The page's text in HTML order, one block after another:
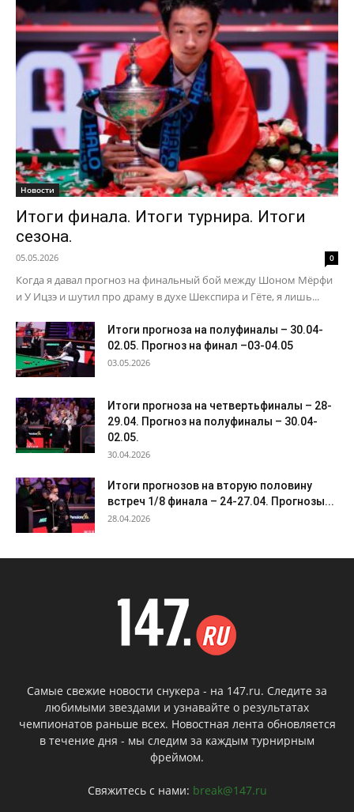
Новости
Итоги финала. Итоги турнира. Итоги
сезона.
05.05.2026 0
Когда я давал прогноз на финальный бой между Шоном Мёрфи
и У Ицзэ и шутил про драму в духе Шекспира и Гёте, я лишь...
Итоги прогноза на полуфиналы – 30.04-
02.05. Прогноз на финал –03-04.05
03.05.2026
Итоги прогноза на четвертьфиналы – 28-
29.04. Прогноз на полуфиналы – 30.04-
02.05.
30.04.2026
Итоги прогнозов на вторую половину
встреч 1/8 финала – 24-27.04. Прогнозы...
28.04.2026
Самые свежие новости снукера - на 147.ru. Следите за
любимыми звездами и узнавайте о результатах
чемпионатов раньше всех. Новостная лента обновляется
в течение дня - мы следим за каждым турнирным
фреймом.
Свяжитесь с нами: break@147.ru